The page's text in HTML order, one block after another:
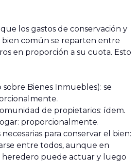
los gastos de conservación y
común se reparten entre
en proporción a su cuota. Esto
Bienes Inmuebles): se
de propietarios: ídem.
proporcionalmente.
necesarias para conservar el bien:
entre todos, aunque en
heredero puede actuar y luego